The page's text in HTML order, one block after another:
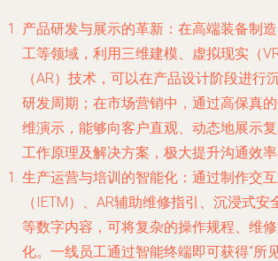
产品研发与展示的革新 ：在高端装备制
工等领域，利用三维建模、虚拟现实（
（AR）技术，可以在产品设计阶段进行
研发周期；在市场营销中，通过高保真
维演示，能够向客户直观、动态地展示
工作原理及解决方案，极大提升沟通效率
生产运营与培训的智能化 ：通过制作交
（IETM）、AR辅助维修指引、沉浸式
等数字内容，可将复杂的操作规程、维
化。一线员工通过智能终端即可获得“所